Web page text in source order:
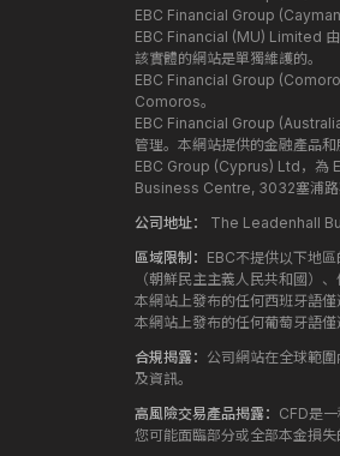
EBC Financial Group
EBC Financial (MU) Limited
該實體的網站是單獨維護的。
EBC Financial Group
Comoros。
EBC Financial Group
管理。本網站提供的金融產品
EBC Group (Cyprus) Ltd，為
Business Centre, 3032塞浦路
公司地址： The Leadenhall
區域限制： EBC不提供以下地
（朝鮮民主主義人民共和國）
本網站上發布的任何西班牙語
本網站上發布的任何葡萄牙語
合規揭露： 公司網站在全球範
及資訊。
高風險交易產品揭露： CFD是
您可能面臨部分或全部本金損